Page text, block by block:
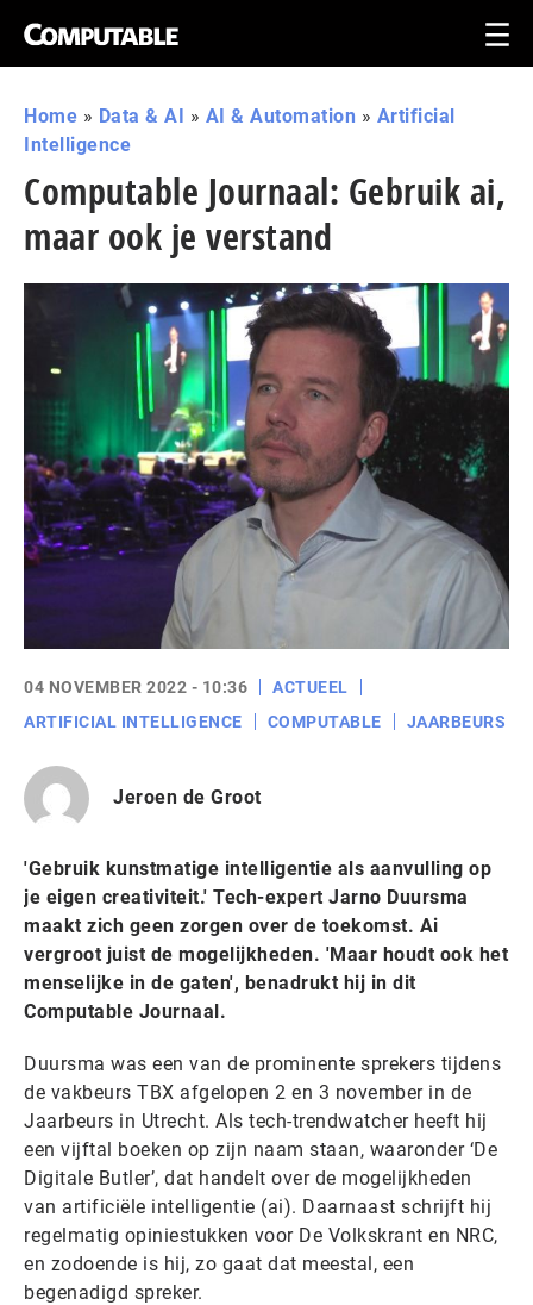
Home » Data & AI » AI & Automation » Artificial
Intelligence
Computable Journaal: Gebruik ai,
maar ook je verstand
04 NOVEMBER 2022 - 10:36
ACTUEEL
ARTIFICIAL INTELLIGENCE
COMPUTABLE JAARBEURS
Jeroen de Groot
'Gebruik kunstmatige intelligentie als aanvulling op
je eigen creativiteit.' Tech-expert Jarno Duursma
maakt zich geen zorgen over de toekomst. Ai
vergroot juist de mogelijkheden. 'Maar houdt ook het
menselijke in de gaten', benadrukt hij in dit
Computable Journaal.
Duursma was een van de prominente sprekers tijdens
de vakbeurs TBX afgelopen 2 en 3 november in de
Jaarbeurs in Utrecht. Als tech-trendwatcher heeft hij
een vijftal boeken op zijn naam staan, waaronder ‘De
Digitale Butler’, dat handelt over de mogelijkheden
van artificiële intelligentie (ai). Daarnaast schrijft hij
regelmatig opiniestukken voor De Volkskrant en NRC,
en zodoende is hij, zo gaat dat meestal, een
begenadigd spreker.